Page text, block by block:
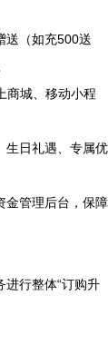
送（如充500送
商城、移动小程
生日礼遇、专属优
金管理后台，保障
进行整体“订购升